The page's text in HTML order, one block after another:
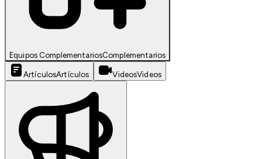
Equipos ComplementariosComplementarios
ArtículosArtículos VideosVideos